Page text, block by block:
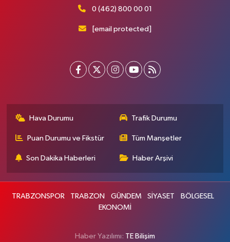
0 (462) 800 00 01
[email protected]
Hava Durumu Trafik Durumu
Puan Durumu ve Fikstür Tüm Manşetler
Son Dakika Haberleri Haber Arşivi
TRABZONSPOR TRABZON GÜNDEM SİYASET
BÖLGESEL
EKONOMİ
Haber Yazılımı: TE Bilişim